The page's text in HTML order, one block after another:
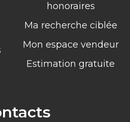
honoraires
Ma recherche ciblée
Mon espace vendeur
Estimation gratuite